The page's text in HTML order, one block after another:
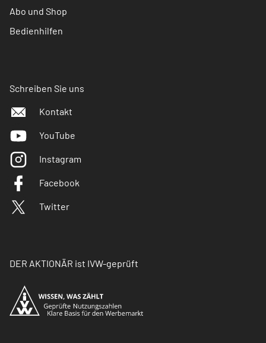
Abo und Shop
Bedienhilfen
Schreiben Sie uns
Kontakt
YouTube
Instagram
Facebook
Twitter
DER AKTIONÄR ist IVW-geprüft